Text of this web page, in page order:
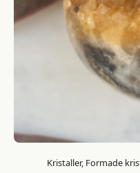
Kristaller, Formade